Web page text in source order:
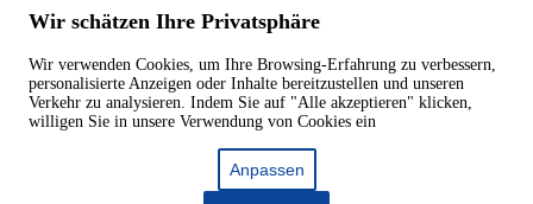
Wir schätzen Ihre Privatsphäre
Wir verwenden Cookies, um Ihre Browsing-Erfahrung zu verbessern,
personalisierte Anzeigen oder Inhalte bereitzustellen und unseren
Verkehr zu analysieren. Indem Sie auf "Alle akzeptieren" klicken,
willigen Sie in unsere Verwendung von Cookies ein
Anpassen